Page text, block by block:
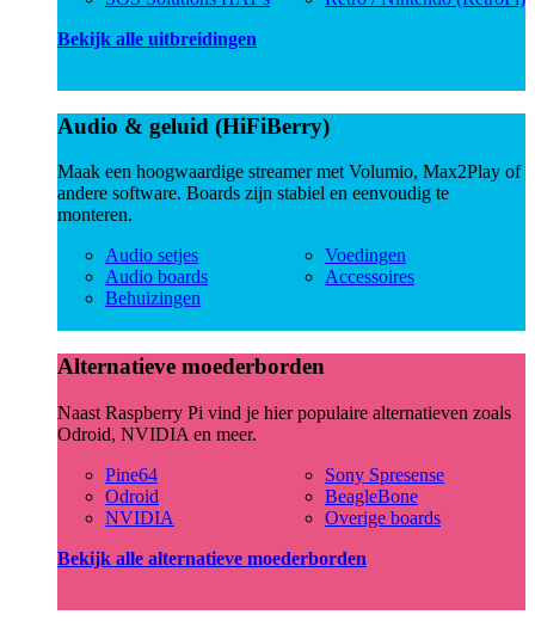
Bekijk alle uitbreidingen
Audio & geluid (HiFiBerry)
Maak een hoogwaardige streamer met Volumio, Max2Play of
andere software. Boards zijn stabiel en eenvoudig te
monteren.
Audio setjes
Audio boards
Behuizingen
Voedingen
Accessoires
Alternatieve moederborden
Naast Raspberry Pi vind je hier populaire alternatieven zoals
Odroid, NVIDIA en meer.
Pine64
Odroid
NVIDIA
Sony Spresense
BeagleBone
Overige boards
Bekijk alle alternatieve moederborden